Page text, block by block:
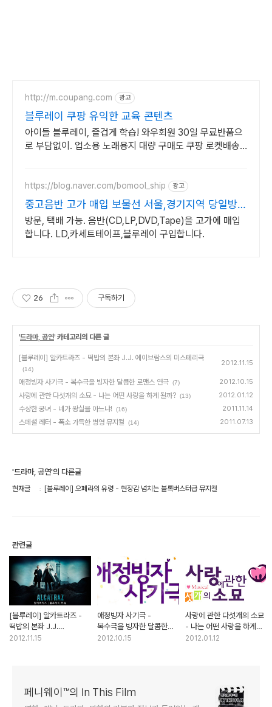
http://m.coupang.com 광고
블루레이 쿠팡 유익한 교육 콘텐츠
아이들 블루레이, 즐겁게 학습! 와우회원 30일 무료반품으
로 부담없이. 업소용 노래용지 대량 구매도 쿠팡 로켓배송
https://blog.naver.com/bomool_ship 광고
중고음반 고가 매입 보물선 서울,경기지역 당일방문
가능
방문, 택배 가능. 음반(CD,LP,DVD,Tape)을 고가에 매입
합니다. LD,카세트테이프,블루레이 구입합니다.
26 구독하기
'드라마, 공연' 카테고리의 다른 글
[블루레이] 알카트라즈 - 떡밥의 본좌 J.J. 에이브람스의 미스테리극
(14)
2012.11.15
애정빙자 사기극 - 복수극을 빙자한 달콤한 로맨스 연극 (7) 2012.10.15
사랑에 관한 다섯개의 소묘 - 나는 어떤 사랑을 하게 될까? (13) 2012.01.12
수상한 궁녀 - 네가 왕실을 아느냐! (16) 2011.11.14
스페셜 레터 - 폭소 가득한 병영 뮤지컬 (14) 2011.07.13
'드라마, 공연'의 다른글
현재글 [블루레이] 오페라의 유령 - 현장감 넘치는 블록버스터급 뮤지컬
관련글
[블루레이] 알카트라즈 -
떡밥의 본좌 J.J.
에이브람스의 미스테리극
2012.11.15
애정빙자 사기극 -
복수극을 빙자한 달콤한
로맨스 연극
2012.10.15
사랑에 관한 다섯개의 소묘
- 나는 어떤 사랑을 하게
될까?
2012.01.12
페니웨이™의 In This Film